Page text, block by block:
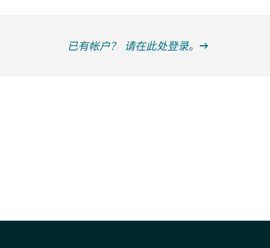
已有帐户？ 请在此处登录。